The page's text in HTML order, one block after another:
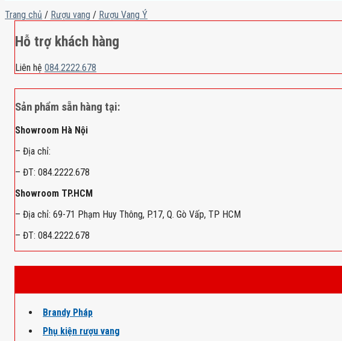
Trang chủ / Rượu vang / Rượu Vang Ý
Hỗ trợ khách hàng
Liên hệ 084.2222.678
Sản phẩm sẵn hàng tại:
Showroom Hà Nội
– Địa chỉ:
– ĐT: 084.2222.678
Showroom TP.HCM
– Địa chỉ: 69-71 Phạm Huy Thông, P.17, Q. Gò Vấp, TP HCM
– ĐT: 084.2222.678
Brandy Pháp
Phụ kiện rượu vang